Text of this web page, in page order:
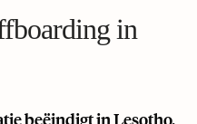
in
beëindigt in Lesotho,